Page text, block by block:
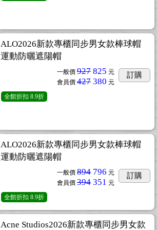
ALO2026新款專櫃同步男女款棒球帽
運動防曬遮陽帽
一般價 927 825 元
會員價 427 380 元
訂購
全館折扣 8.9折
ALO2026新款專櫃同步男女款棒球帽
運動防曬遮陽帽
一般價 894 796 元
會員價 394 351 元
訂購
全館折扣 8.9折
Acne Studios2026新款專櫃同步男女款